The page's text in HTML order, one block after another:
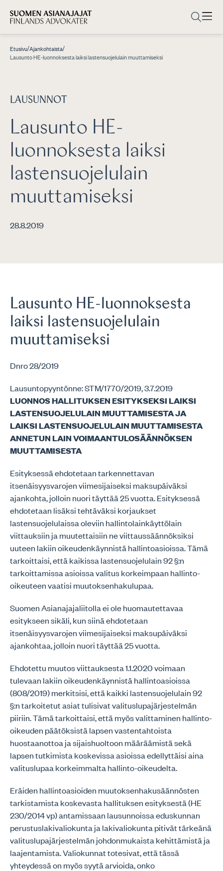
Etusivu/Ajankohtaista/
Lausunto HE-luonnoksesta laiksi lastensuojelulain muuttamiseksi
LAUSUNNOT
Lausunto HE-
luonnoksesta laiksi
lastensuojelulain
muuttamiseksi
28.8.2019
Lausunto HE-luonnoksesta
laiksi lastensuojelulain
muuttamiseksi
Dnro 28/2019
Lausuntopyyntönne: STM/1770/2019, 3.7.2019
LUONNOS HALLITUKSEN ESITYKSEKSI LAIKSI
LASTENSUOJELULAIN MUUTTAMISESTA JA
LAIKSI LASTENSUOJELULAIN MUUTTAMISESTA
ANNETUN LAIN VOIMAANTULOSÄÄNNÖKSEN
MUUTTAMISESTA
Esityksessä ehdotetaan tarkennettavan
itsenäisyysvarojen viimesijaiseksi maksupäiväksi
ajankohta, jolloin nuori täyttää 25 vuotta. Esityksessä
ehdotetaan lisäksi tehtäväksi korjaukset
lastensuojelulaissa oleviin hallintolainkäyttölain
viittauksiin ja muutettaisiin ne viittaussäännöksiksi
uuteen lakiin oikeudenkäynnistä hallintoasioissa. Tämä
tarkoittaisi, että kaikissa lastensuojelulain 92 §:n
tarkoittamissa asioissa valitus korkeimpaan hallinto-
oikeuteen vaatisi muutoksenhakulupaa.
Suomen Asianajajaliitolla ei ole huomautettavaa
esitykseen sikäli, kun siinä ehdotetaan
itsenäisyysvarojen viimesijaiseksi maksupäiväksi
ajankohtaa, jolloin nuori täyttää 25 vuotta.
Ehdotettu muutos viittauksesta 1.1.2020 voimaan
tulevaan lakiin oikeudenkäynnistä hallintoasioissa
(808/2019) merkitsisi, että kaikki lastensuojelulain 92
§:n tarkoitetut asiat tulisivat valituslupajärjestelmän
piiriin. Tämä tarkoittaisi, että myös valittaminen hallinto-
oikeuden päätöksistä lapsen vastentahtoista
huostaanottoa ja sijaishuoltoon määräämistä sekä
lapsen tutkimista koskevissa asioissa edellyttäisi aina
valituslupaa korkeimmalta hallinto-oikeudelta.
Eräiden hallintoasioiden muutoksenhakusäännösten
tarkistamista koskevasta hallituksen esityksestä (HE
230/2014 vp) antamissaan lausunnoissa eduskunnan
perustuslakivaliokunta ja lakivaliokunta pitivät tärkeänä
valituslupajärjestelmän johdonmukaista kehittämistä ja
laajentamista. Valiokunnat totesivat, että tässä
yhteydessä on myös syytä arvioida, onko